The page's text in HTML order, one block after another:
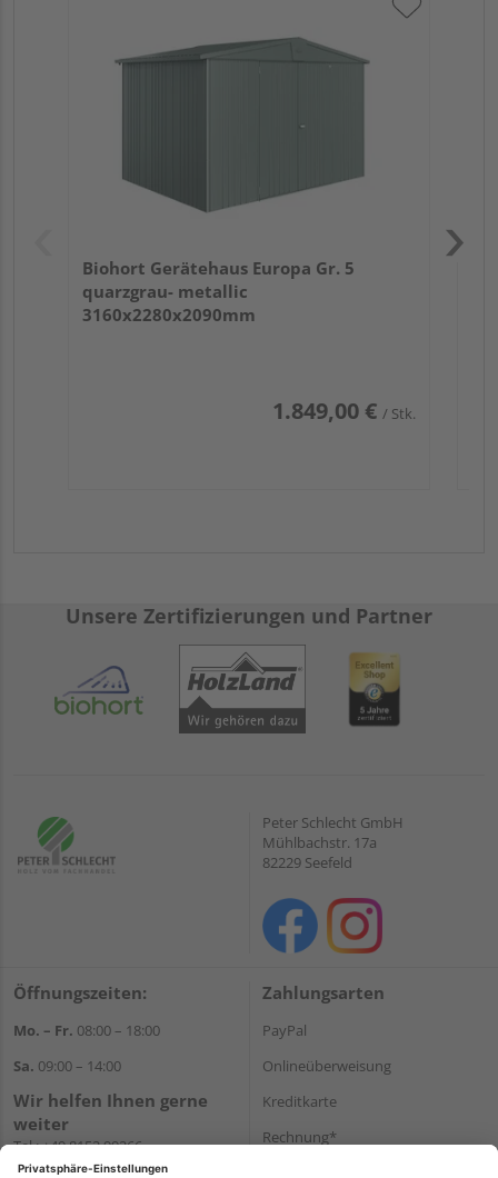
Biohort Gerätehaus Europa Gr. 5
quarzgrau- metallic
3160x2280x2090mm
1.849,00 € / Stk.
Unsere Zertifizierungen und Partner
Peter Schlecht GmbH
Mühlbachstr. 17a
82229 Seefeld
Öffnungszeiten:
Mo. – Fr. 08:00 – 18:00
Sa. 09:00 – 14:00
Wir helfen Ihnen gerne
weiter
Tel.:+49 8152 99266
E-Mail:shop@schlecht.de
Zahlungsarten
PayPal
Onlineüberweisung
Kreditkarte
Rechnung*